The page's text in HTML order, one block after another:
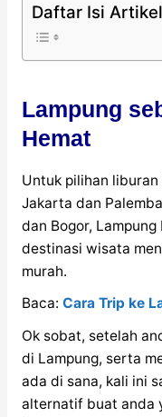
Daftar Isi Artikel
Lampung
Hemat
Untuk pilihan
Jakarta dan
dan Bogor,
destinasi wisata
murah.
Baca: Cara Trip ke
Ok sobat, setelah
di Lampung, serta
ada di sana, kali ini
alternatif buat anda